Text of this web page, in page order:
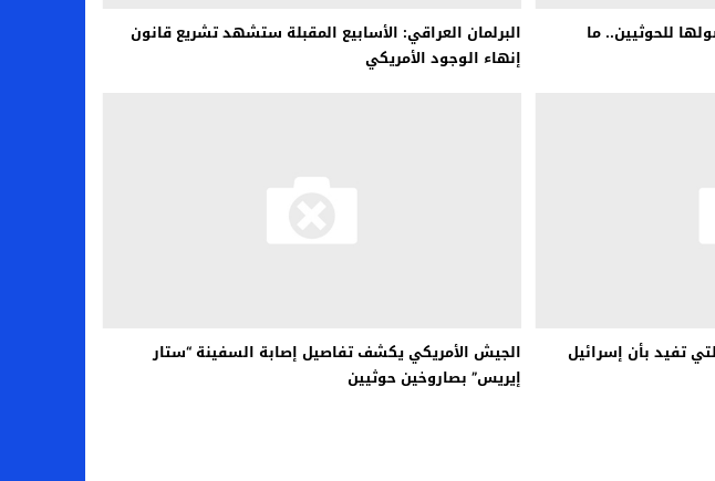
للحوثيين.. ما
البرلمان العراقي: الأسابيع المقبلة ستشهد تشريع قانون
إنهاء الوجود الأمريكي
تفيد بأن إسرائيل
الجيش الأمريكي يكشف تفاصيل إصابة السفينة “ستار
إيريس” بصاروخين حوثيين